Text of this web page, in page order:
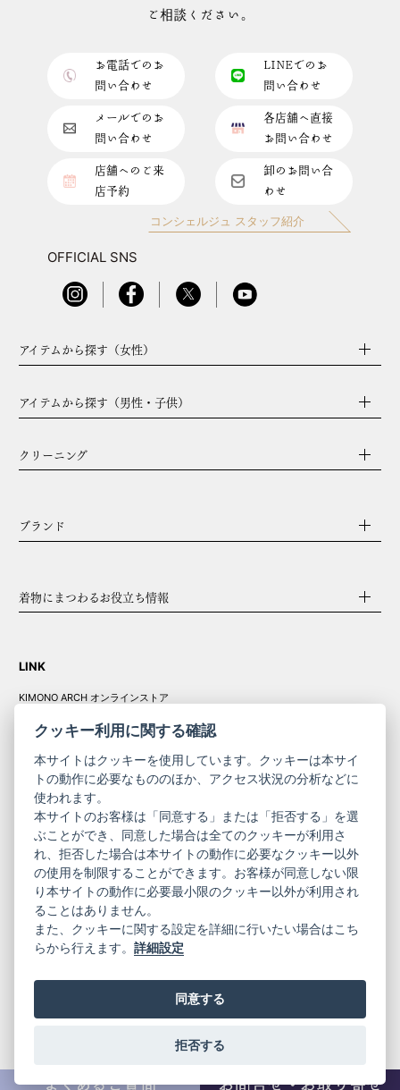
ご相談ください。
お電話でのお
問い合わせ
LINEでのお
問い合わせ
メールでのお
問い合わせ
各店舗へ直接
お問い合わせ
店舗へのご来
店予約
卸のお問い合
わせ
コンシェルジュ スタッフ紹介
OFFICIAL SNS
アイテムから探す（女性）
アイテムから探す（男性・子供）
クリーニング
ブランド
着物にまつわるお役立ち情報
LINK
KIMONO ARCH オンラインストア
コーポレート
サイト
きものやまと振
袖
サイト
ニュースレター
ご利用案内
お問い合わせ
プライバシーポリシー
特定商取引法に基づく表記
ご利用規約
© 2019 YAMATO CO, LTD.
クッキー利用に関する確認
本サイトはクッキーを使用しています。クッキーは本サイ
トの動作に必要なもののほか、アクセス状況の分析などに
使われます。
本サイトのお客様は「同意する」または「拒否する」を選
ぶことができ、同意した場合は全てのクッキーが利用さ
れ、拒否した場合は本サイトの動作に必要なクッキー以外
の使用を制限することができます。お客様が同意しない限
り本サイトの動作に必要最小限のクッキー以外が利用され
ることはありません。
また、クッキーに関する設定を詳細に行いたい場合はこち
らから行えます。詳細設定
同意する
拒否する